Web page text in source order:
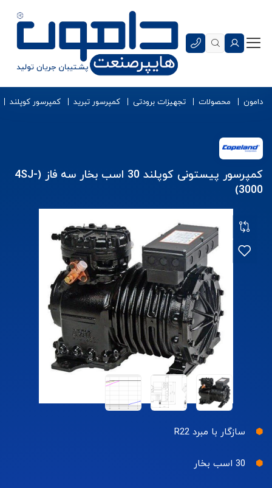
دامون محصولات تجهیزات برودتی کمپرسور تبرید کمپرسور کوپلند
کمپرسور پیستونی کوپلند 30 اسب بخار سه فاز (4SJ-
3000)
سازگار با مبرد R22
30 اسب بخار